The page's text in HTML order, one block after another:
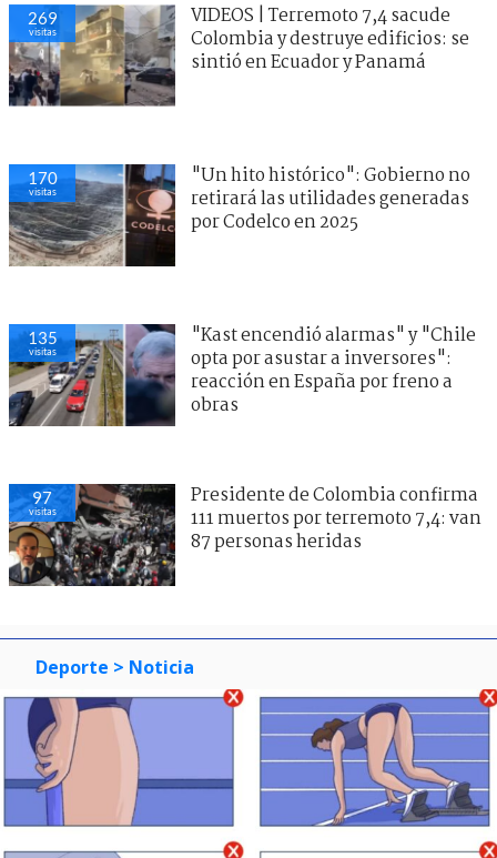
269
visitas
VIDEOS | Terremoto 7,4 sacude
Colombia y destruye edificios: se
sintió en Ecuador y Panamá
170
visitas
"Un hito histórico": Gobierno no
retirará las utilidades generadas
por Codelco en 2025
135
visitas
"Kast encendió alarmas" y "Chile
opta por asustar a inversores":
reacción en España por freno a
obras
97
visitas
Presidente de Colombia confirma
111 muertos por terremoto 7,4: van
87 personas heridas
Deporte > Noticia